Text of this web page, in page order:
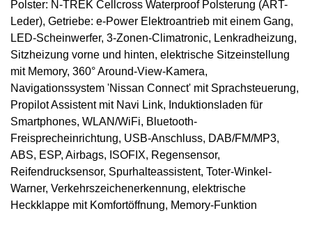
Polster: N-TREK Cellcross Waterproof Polsterung (ART-
Leder), Getriebe: e-Power Elektroantrieb mit einem Gang,
LED-Scheinwerfer, 3-Zonen-Climatronic, Lenkradheizung,
Sitzheizung vorne und hinten, elektrische Sitzeinstellung
mit Memory, 360° Around-View-Kamera,
Navigationssystem 'Nissan Connect' mit Sprachsteuerung,
Propilot Assistent mit Navi Link, Induktionsladen für
Smartphones, WLAN/WiFi, Bluetooth-
Freisprecheinrichtung, USB-Anschluss, DAB/FM/MP3,
ABS, ESP, Airbags, ISOFIX, Regensensor,
Reifendrucksensor, Spurhalteassistent, Toter-Winkel-
Warner, Verkehrszeichenerkennung, elektrische
Heckklappe mit Komfortöffnung, Memory-Funktion